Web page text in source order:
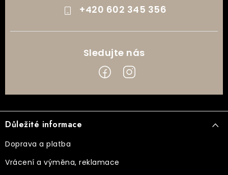
+420 602 345 356
á
p
a
Důležité informace
Doprava a platba
Vrácení a výměna, reklamace